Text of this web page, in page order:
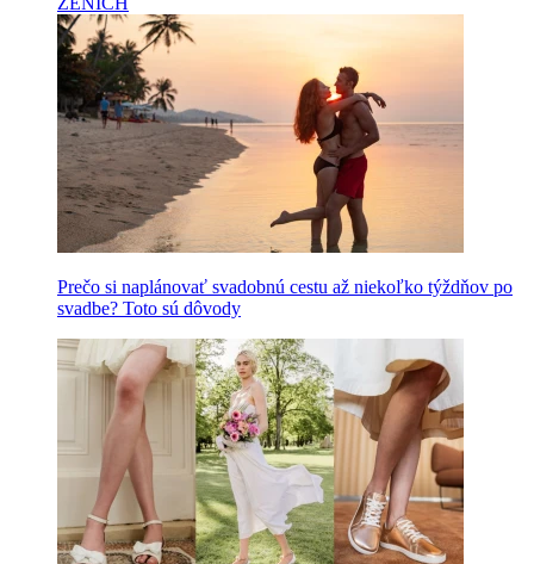
Prečo si naplánovať svadobnú cestu až niekoľko týždňov po
svadbe? Toto sú dôvody